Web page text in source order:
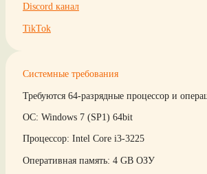
Discord канал
TikTok
Системные требования
Требуются 64-разрядные процессор и
ОС: Windows 7 (SP1) 64bit
Процессор: Intel Core i3-3225
Оперативная память: 4 GB ОЗУ